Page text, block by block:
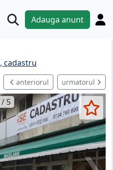
Adauga anunt
cadastru
anteriorul urmatorul
/ 5